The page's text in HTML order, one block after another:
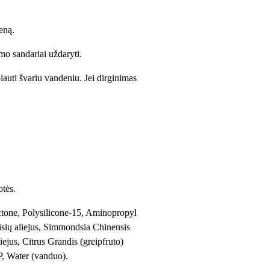
sandariai uždaryti.
švariu vandeniu. Jei dirginimas
Polysilicone-15, Aminopropyl
aliejus, Simmondsia Chinensis
Citrus Grandis (greipfruto)
Water (vanduo).